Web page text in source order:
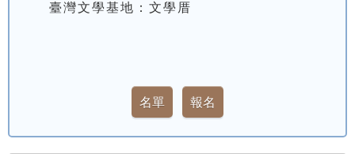
臺灣文學基地：文學厝